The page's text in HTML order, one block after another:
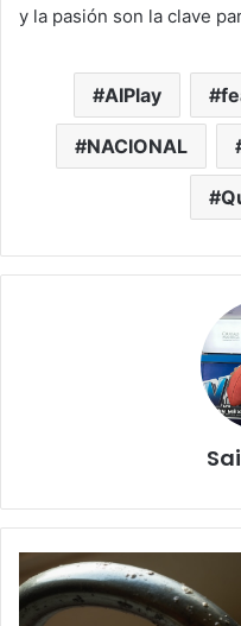
y la pasión son la clave
AIPlay
NACIONAL
Proyecto
Batán:
¿Avance